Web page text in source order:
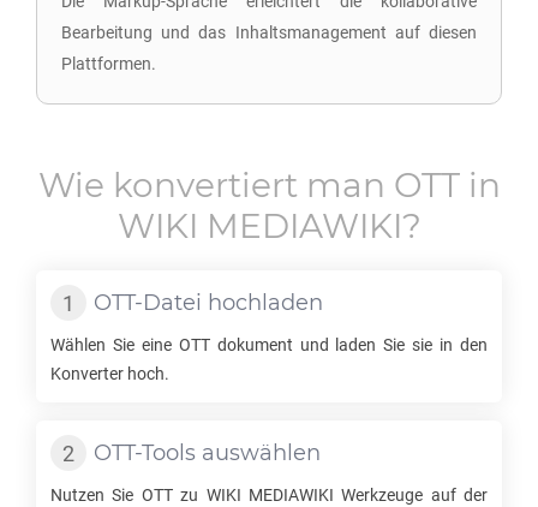
Bearbeitung und das Inhaltsmanagement auf diesen
Plattformen.
Wie konvertiert man OTTin
WIKI MEDIAWIKI?
OTT-Datei hochladen
Wählen Sie eine OTTdokument und laden Sie sie in den
Konverter hoch.
OTT-Tools auswählen
Nutzen Sie OTTzu WIKI MEDIAWIKI Werkzeuge auf der